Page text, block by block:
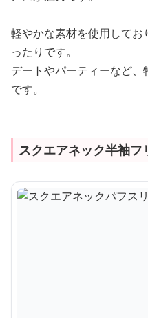
軽やかな素材を使用して
ったりです。
デートやパーティーなど
です。
スクエアネック半袖フ